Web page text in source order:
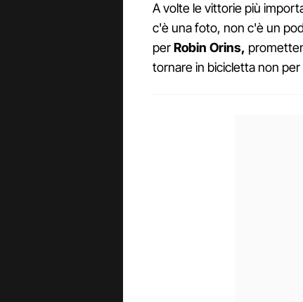
A volte le vittorie più
c'è una foto, non c'è un
perRobin Orins,
tornare in bicicletta non